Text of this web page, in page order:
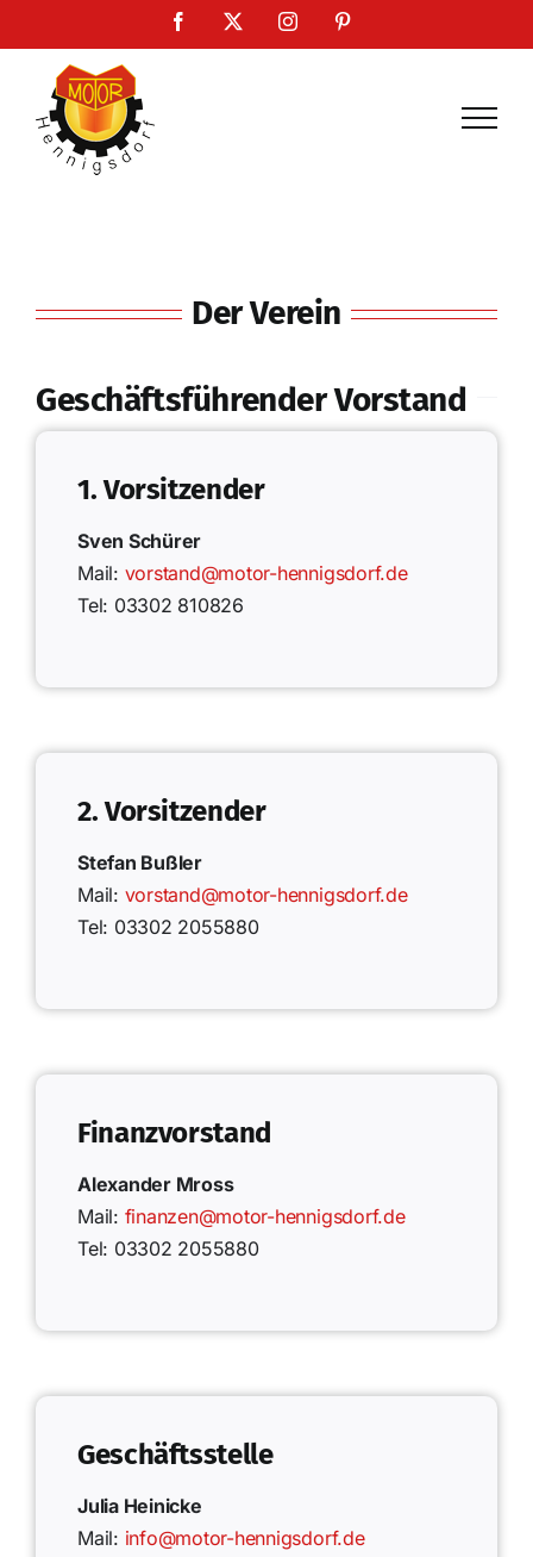
Inhalt
springen
Facebook InstagramPinterest
Der Verein
Geschäftsführender Vorstand
1. Vorsitzender
Sven Schürer
Mail: vorstand@motor-hennigsdorf.de
Tel: 03302 810826
2. Vorsitzender
Stefan Bußler
Mail: vorstand@motor-hennigsdorf.de
Tel: 03302 2055880
Finanzvorstand
Alexander Mross
Mail: finanzen@motor-hennigsdorf.de
Tel: 03302 2055880
Geschäftsstelle
Julia Heinicke
Mail: info@motor-hennigsdorf.de